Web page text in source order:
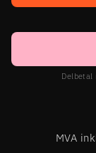
Delbetal
MVA